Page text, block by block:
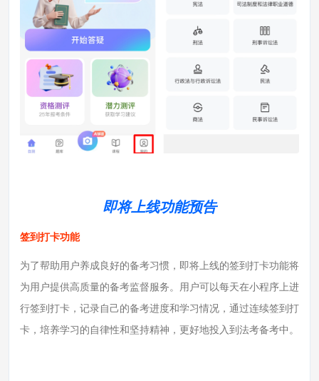
即将上线功能预告
签到打卡功能
为了帮助用户养成良好的备考习惯，即将上线的签到打卡功能将
为用户提供高质量的备考监督服务。用户可以每天在小程序上进
行签到打卡，记录自己的备考进度和学习情况，通过连续签到打
卡，培养学习的自律性和坚持精神，更好地投入到法考备考中。